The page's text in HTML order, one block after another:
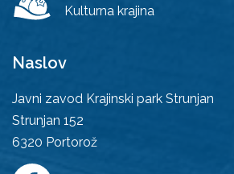
Kulturna krajina
Naslov
Javni zavod Krajinski park Strunjan
Strunjan 152
6320 Portorož